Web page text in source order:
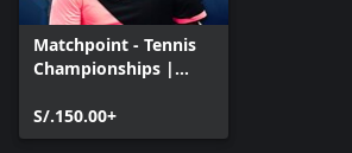
Matchpoint - Tennis
Championships |
S/.150.00+